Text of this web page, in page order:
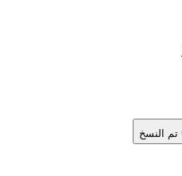
تم النسخ